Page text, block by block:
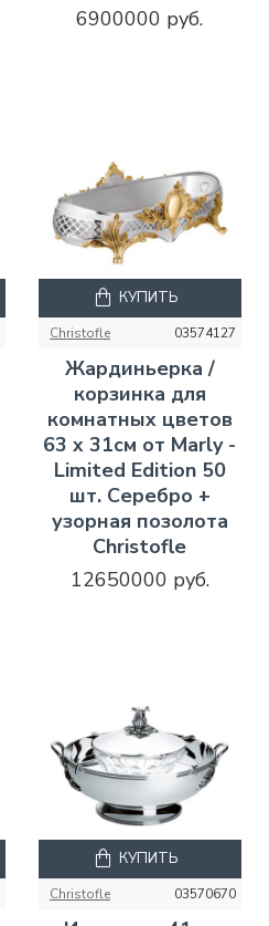
6900000 руб.
Christofle 03574127
Жардиньерка /
корзинка для
комнатных цветов
63 x 31см от Marly -
Limited Edition 50
шт. Серебро +
узорная позолота
Christofle
12650000 руб.
КУПИТЬ
Christofle 03570670
КУПИТЬ